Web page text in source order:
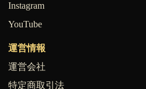
Instagram
YouTube
運営情報
運営会社
特定商取引法